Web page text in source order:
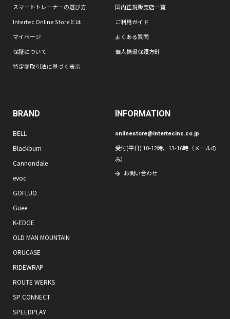
スマートトレーナーの選び方
国内正規販売店一覧
Intertec Online Storeとは
ご利用ガイド
マイページ
よくある質問
保証について
個人情報保護方針
特定商取引法に基づく表示
BRAND
BELL
Blackburn
Cannondale
evoc
GOFLUO
Guee
K-EDGE
OLD MAN MOUNTAIN
ORUCASE
RIDEWRAP
ROUTE WERKS
SP CONNECT
SPEEDPLAY
INFORMATION
onlinestore@intertecinc.co.jp
受付(平日) 10-12時、13-16時（メールの
み）
お問い合わせ